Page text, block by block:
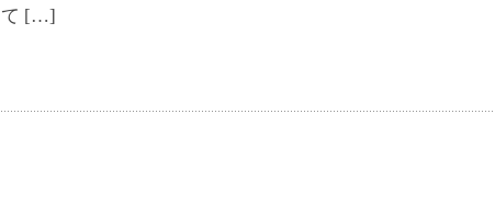
て […]